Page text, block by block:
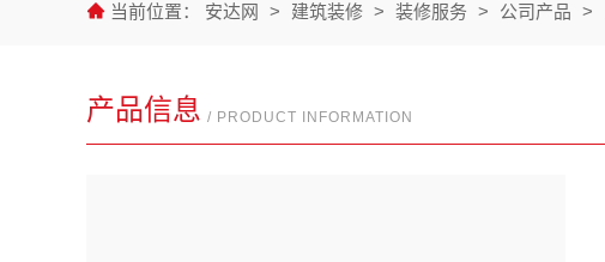
当前位置： 安达网 > 建筑装修 > 装修服务 > 公司产品 >
产品信息 / PRODUCT INFORMATION